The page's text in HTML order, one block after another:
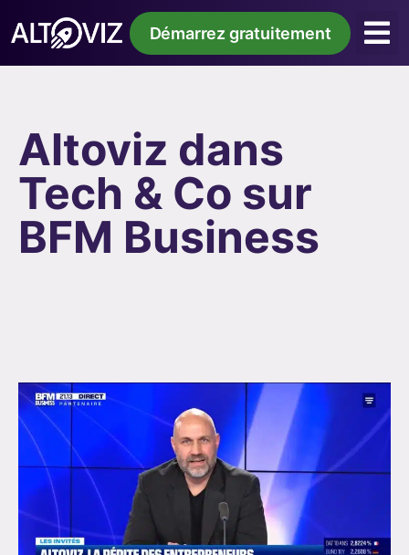
Démarrez gratuitement
Altoviz dans
Tech & Co sur
BFM Business